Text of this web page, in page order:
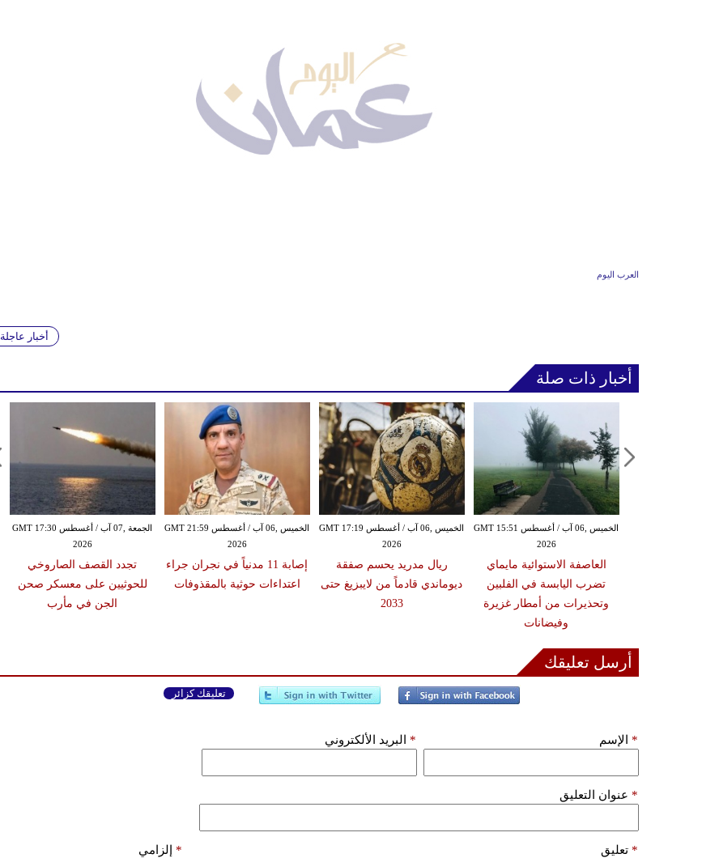
العرب اليوم
أخبار عاجلة
أخبار ذات صلة
الجمعة ,07 آب / أغسطس GMT 17:30
2026
تجدد القصف الصاروخي
للحوثيين على معسكر صحن
الجن في مأرب
الخميس ,06 آب / أغسطس GMT 21:59
2026
إصابة 11 مدنياً في نجران جراء
اعتداءات حوثية بالمقذوفات
الخميس ,06 آب / أغسطس GMT 17:19
2026
ريال مدريد يحسم صفقة
ديوماندي قادماً من لايبزيغ حتى
2033
الخميس ,06 آب / أغسطس GMT 15:51
2026
العاصفة الاستوائية مايماي
تضرب اليابسة في الفلبين
وتحذيرات من أمطار غزيرة
وفيضانات
أرسل تعليقك
تعليقك كزائر
الإسم * البريد الألكتروني *
عنوان التعليق *
تعليق * إلزامي *